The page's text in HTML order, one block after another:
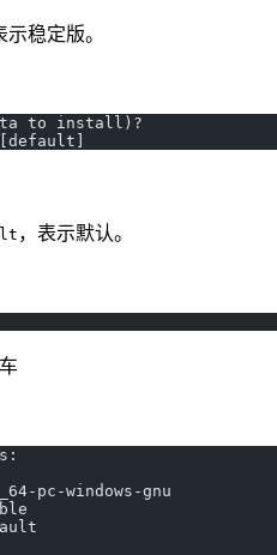
示稳定版。
to install)?
，表示默认。
pc-windows-gnu